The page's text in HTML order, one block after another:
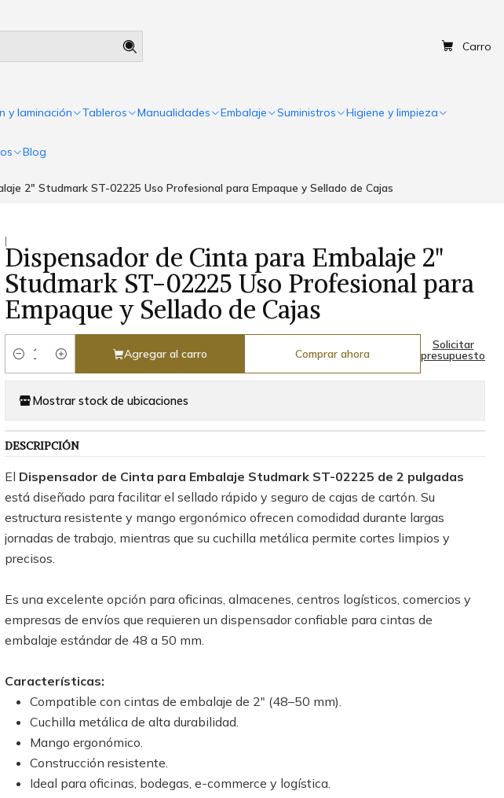
Carro
y laminación Tableros Manualidades Embalaje Suministros Higiene y limpieza
Blog
2" Studmark ST-02225 Uso Profesional para Empaque y Sellado de Cajas
|
Dispensador de Cinta para Embalaje 2"
Studmark ST-02225 Uso Profesional para
Empaque y Sellado de Cajas
Cantidad
Agregar al carro Comprar ahora
Solicitar
presupuesto
Mostrar stock de ubicaciones
DESCRIPCIÓN
El Dispensador de Cinta para Embalaje Studmark ST-02225 de 2 pulgadas
está diseñado para facilitar el sellado rápido y seguro de cajas de cartón. Su
estructura resistente y mango ergonómico ofrecen comodidad durante largas
jornadas de trabajo, mientras que su cuchilla metálica permite cortes limpios y
precisos.
Es una excelente opción para oficinas, almacenes, centros logísticos, comercios y
empresas de envíos que requieren un dispensador confiable para cintas de
embalaje estándar de 48 a 50 mm.
Características:
Compatible con cintas de embalaje de 2" (48–50 mm).
Cuchilla metálica de alta durabilidad.
Mango ergonómico.
Construcción resistente.
Ideal para oficinas, bodegas, e-commerce y logística.